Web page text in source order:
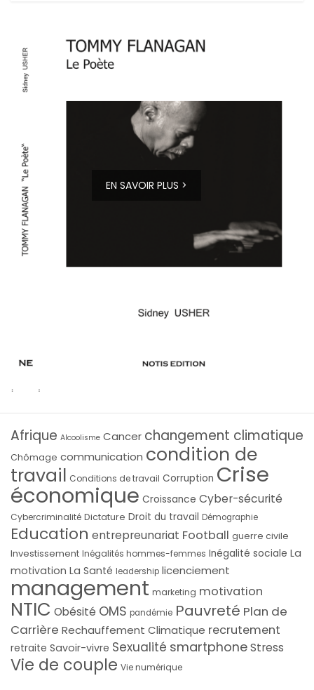
EN SAVOIR PLUS >
Afrique Alcoolisme Cancer changement climatique
Chômage communication condition de
travail Conditions de travail Corruption Crise
économique Croissance Cyber-sécurité
Cybercriminalité Dictature Droit du travail Démographie
Education entrepreunariat Football guerre civile
Investissement Inégalités hommes-femmes Inégalité sociale La
motivation La Santé leadership licenciement
management marketing motivation
NTIC Obésité OMS pandémie Pauvreté Plan de
Carrière Rechauffement Climatique recrutement
retraite Savoir-vivre Sexualité smartphoneStress
Vie de couple Vie numérique